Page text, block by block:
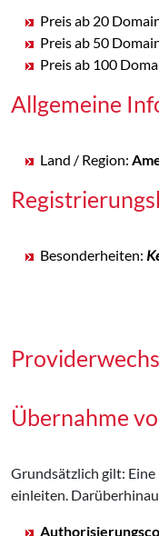
Preis ab 20
Preis ab 50
Preis ab 100
Allgemeine
Land / Region:
Besonderheiten:
Übernahme
Grundsätzlich gilt:
einleiten.